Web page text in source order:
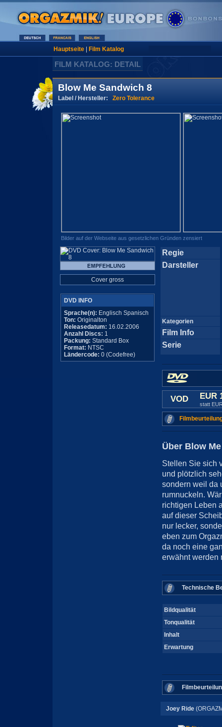
Hauptseite| Film Katalog
FILM KATALOG: DETAIL
Blow Me Sandwich 8
Label / Hersteller: Zero Tolerance
Bilder auf der Webseite aus gesetzlichen Gründen zensiert
Cover gross
DVD INFO
Sprache(n): Englisch Spanisch
Ton: Originalton
Releasedatum: 16.02.2006
Anzahl Discs: 1
Packung: Standard Box
Format: NTSC
Ländercode: 0 (Codefree)
Regie
Darsteller
Kategorien
Film Info
Serie
VOD EUR
statt
Über Blow
Stellen Sie sich
und plötzlich
sondern weil da
rumnuckeln.
richtigen Leben
auf dieser
nur lecker,
eben zum
da noch eine
erwähnt werden
Technische
Bildqualität
Tonqualität
Inhalt
Erwartung
Joey Ride